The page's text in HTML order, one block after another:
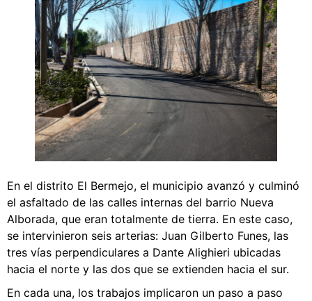
En el distrito El Bermejo, el municipio avanzó y culminó
el asfaltado de las calles internas del barrio Nueva
Alborada, que eran totalmente de tierra. En este caso,
se intervinieron seis arterias: Juan Gilberto Funes, las
tres vías perpendiculares a Dante Alighieri ubicadas
hacia el norte y las dos que se extienden hacia el sur.
En cada una, los trabajos implicaron un paso a paso